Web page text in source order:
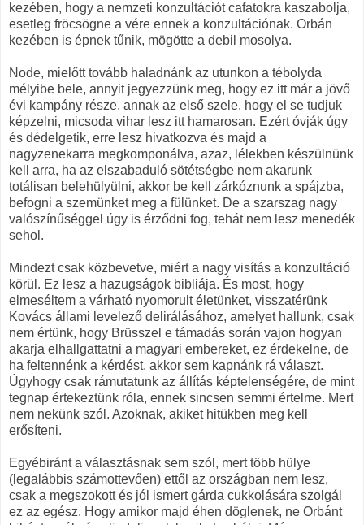
kezében, hogy a nemzeti konzultációt cafatokra kaszabolja,
esetleg fröcsögne a vére ennek a konzultációnak. Orbán
kezében is épnek tűnik, mögötte a debil mosolya.
Node, mielőtt tovább haladnánk az utunkon a tébolyda
mélyibe bele, annyit jegyezzünk meg, hogy ez itt már a jövő
évi kampány része, annak az első szele, hogy el se tudjuk
képzelni, micsoda vihar lesz itt hamarosan. Ezért óvják úgy
és dédelgetik, erre lesz hivatkozva és majd a
nagyzenekarra megkomponálva, azaz, lélekben készülnünk
kell arra, ha az elszabaduló sötétségbe nem akarunk
totálisan belehülyülni, akkor be kell zárkóznunk a spájzba,
befogni a szemünket meg a fülünket. De a szarszag nagy
valószínűséggel úgy is érződni fog, tehát nem lesz menedék
sehol.
Mindezt csak közbevetve, miért a nagy visítás a konzultáció
körül. Ez lesz a hazugságok bibliája. És most, hogy
elmeséltem a várható nyomorult életünket, visszatérünk
Kovács állami levelező delirálásához, amelyet hallunk, csak
nem értünk, hogy Brüsszel e támadás során vajon hogyan
akarja elhallgattatni a magyari embereket, ez érdekelne, de
ha feltennénk a kérdést, akkor sem kapnánk rá választ.
Úgyhogy csak rámutatunk az állítás képtelenségére, de mint
tegnap értekeztünk róla, ennek sincsen semmi értelme. Mert
nem nekünk szól. Azoknak, akiket hitükben meg kell
erősíteni.
Egyébiránt a választásnak sem szól, mert több hülye
(legalábbis számottevően) ettől az országban nem lesz,
csak a megszokott és jól ismert gárda cukkolására szolgál
ez az egész. Hogy amikor majd éhen döglenek, ne Orbánt